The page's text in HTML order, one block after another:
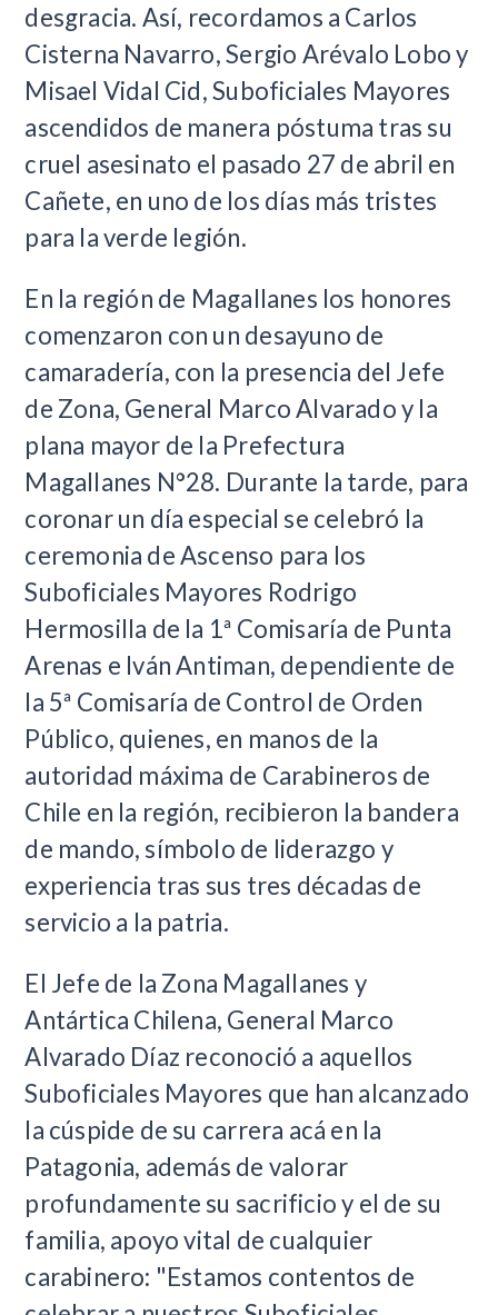
desgracia. Así, recordamos a Carlos
Cisterna Navarro, Sergio Arévalo Lobo y
Misael Vidal Cid, Suboficiales Mayores
ascendidos de manera póstuma tras su
cruel asesinato el pasado 27 de abril en
Cañete, en uno de los días más tristes
para la verde legión.
En la región de Magallanes los honores
comenzaron con un desayuno de
camaradería, con la presencia del Jefe
de Zona, General Marco Alvarado y la
plana mayor de la Prefectura
Magallanes N°28. Durante la tarde, para
coronar un día especial se celebró la
ceremonia de Ascenso para los
Suboficiales Mayores Rodrigo
Hermosilla de la 1ª Comisaría de Punta
Arenas e Iván Antiman, dependiente de
la 5ª Comisaría de Control de Orden
Público, quienes, en manos de la
autoridad máxima de Carabineros de
Chile en la región, recibieron la bandera
de mando, símbolo de liderazgo y
experiencia tras sus tres décadas de
servicio a la patria.
El Jefe de la Zona Magallanes y
Antártica Chilena, General Marco
Alvarado Díaz reconoció a aquellos
Suboficiales Mayores que han alcanzado
la cúspide de su carrera acá en la
Patagonia, además de valorar
profundamente su sacrificio y el de su
familia, apoyo vital de cualquier
carabinero: "Estamos contentos de